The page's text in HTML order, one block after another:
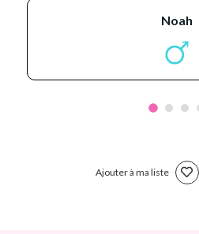
noah
Ajouter à ma liste